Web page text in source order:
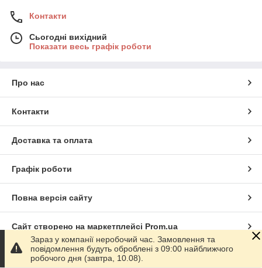
Контакти
Сьогодні вихідний
Показати весь графік роботи
Про нас
Контакти
Доставка та оплата
Графік роботи
Повна версія сайту
Сайт створено на маркетплейсі Prom.ua
Політика конфіденційності
Зараз у компанії неробочий час. Замовлення та
повідомлення будуть оброблені з 09:00 найближчого
робочого дня (завтра, 10.08).